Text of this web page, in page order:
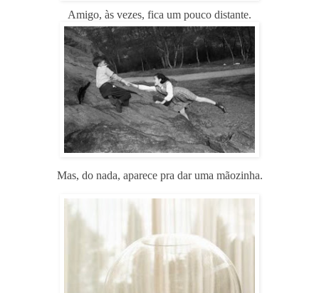
Amigo, às vezes, fica um pouco distante.
Mas, do nada, aparece pra dar uma mãozinha.